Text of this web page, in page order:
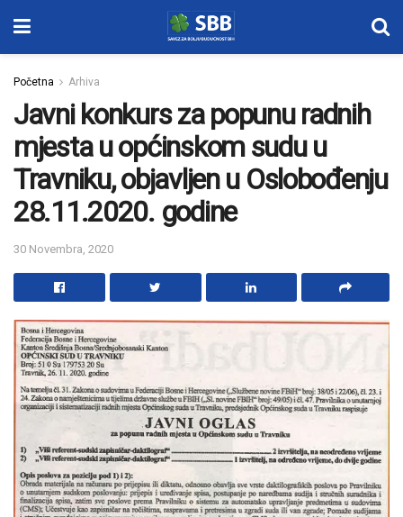
Početna Arhiva
Javni konkurs za popunu radnih
mjesta u općinskom sudu u
Travniku, objavljen u Oslobođenju
28.11.2020. godine
30 Novembra, 2020